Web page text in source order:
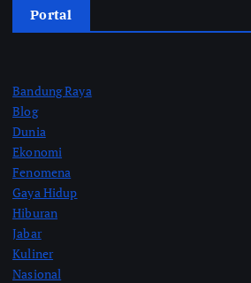
Portal
Bandung Raya
Blog
Dunia
Ekonomi
Fenomena
Gaya Hidup
Hiburan
Jabar
Kuliner
Nasional